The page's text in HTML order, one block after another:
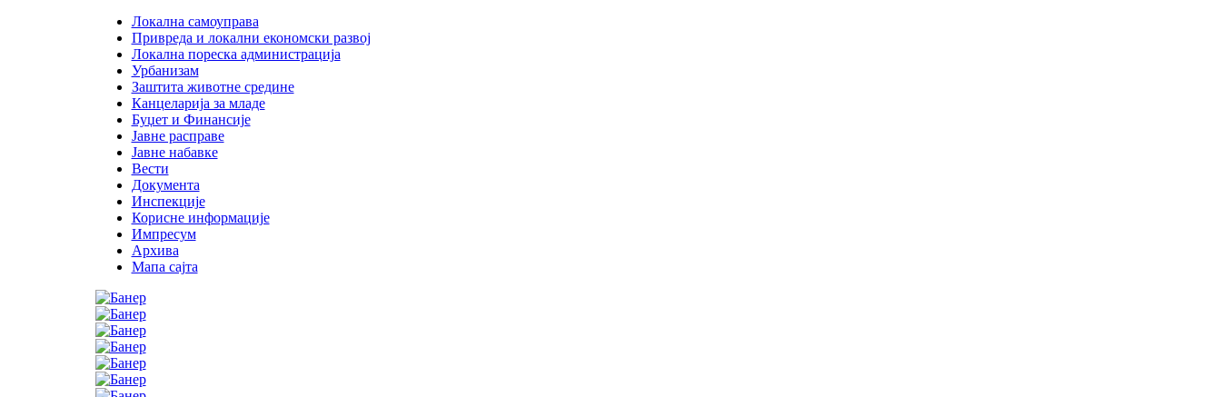
Локална самоуправа
Привреда и локални економски развој
Локална пореска администрација
Урбанизам
Заштита животне средине
Канцеларија за младе
Буџет и Финансије
Јавне расправе
Јавне набавке
Вести
Документа
Инспекције
Корисне информације
Импресум
Архива
Мапа сајта